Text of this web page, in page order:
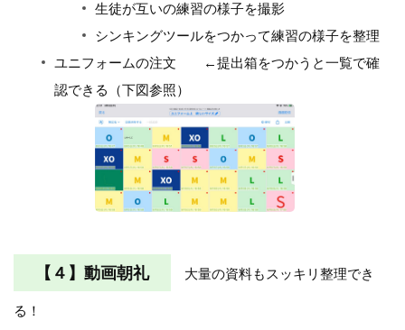
生徒が互いの練習の様子を撮影
シンキングツールをつかって練習の様子を整理
ユニフォームの注文 ←提出箱をつかうと一覧で確
認できる（下図参照）
【４】動画朝礼 大量の資料もスッキリ整理でき
る！